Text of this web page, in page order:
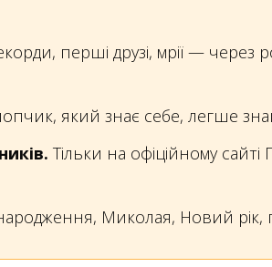
перші друзі, мрії — через
який знає себе, легше
Тільки на офіційному
Миколая, Новий рік,